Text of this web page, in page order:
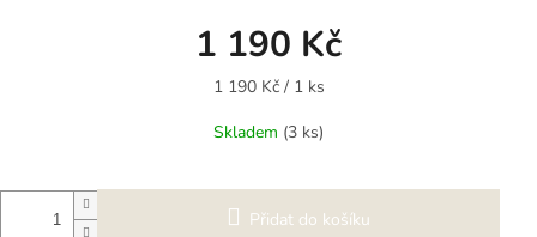
1 190 Kč
Měrná
1 190 Kč / 1 ks
Skladem (3 ks)
Přidat do košíku